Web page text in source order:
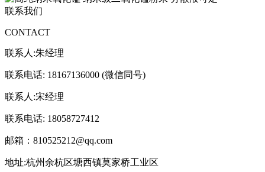
联系我们
CONTACT
联系人:朱经理
联系电话: 18167136000 (微信同号)
联系人:宋经理
联系电话: 18058727412
邮箱：810525212@qq.com
地址:杭州余杭区塘西镇莫家桥工业区